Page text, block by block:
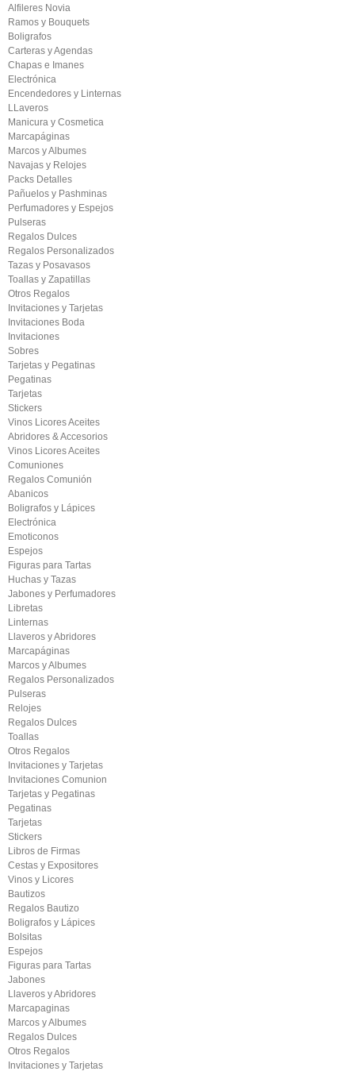
Alfileres Novia
Ramos y Bouquets
Boligrafos
Carteras y Agendas
Chapas e Imanes
Electrónica
Encendedores y Linternas
LLaveros
Manicura y Cosmetica
Marcapáginas
Marcos y Albumes
Navajas y Relojes
Packs Detalles
Pañuelos y Pashminas
Perfumadores y Espejos
Pulseras
Regalos Dulces
Regalos Personalizados
Tazas y Posavasos
Toallas y Zapatillas
Otros Regalos
Invitaciones y Tarjetas
Invitaciones Boda
Invitaciones
Sobres
Tarjetas y Pegatinas
Pegatinas
Tarjetas
Stickers
Vinos Licores Aceites
Abridores & Accesorios
Vinos Licores Aceites
Comuniones
Regalos Comunión
Abanicos
Boligrafos y Lápices
Electrónica
Emoticonos
Espejos
Figuras para Tartas
Huchas y Tazas
Jabones y Perfumadores
Libretas
Linternas
Llaveros y Abridores
Marcapáginas
Marcos y Albumes
Regalos Personalizados
Pulseras
Relojes
Regalos Dulces
Toallas
Otros Regalos
Invitaciones y Tarjetas
Invitaciones Comunion
Tarjetas y Pegatinas
Pegatinas
Tarjetas
Stickers
Libros de Firmas
Cestas y Expositores
Vinos y Licores
Bautizos
Regalos Bautizo
Boligrafos y Lápices
Bolsitas
Espejos
Figuras para Tartas
Jabones
Llaveros y Abridores
Marcapaginas
Marcos y Albumes
Regalos Dulces
Otros Regalos
Invitaciones y Tarjetas